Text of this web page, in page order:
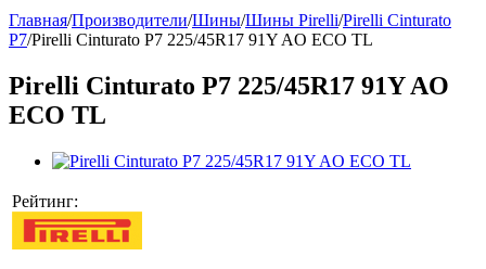
Главная/Производители/Шины/Шины Pirelli/Pirelli Cinturato
P7/Pirelli Cinturato P7 225/45R17 91Y AO ECO TL
Pirelli Cinturato P7 225/45R17 91Y AO
ECO TL
Рейтинг: